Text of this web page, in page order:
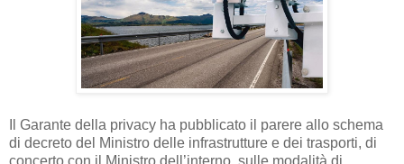
Il Garante della privacy ha pubblicato il parere allo schema
di decreto del Ministro delle infrastrutture e dei trasporti, di